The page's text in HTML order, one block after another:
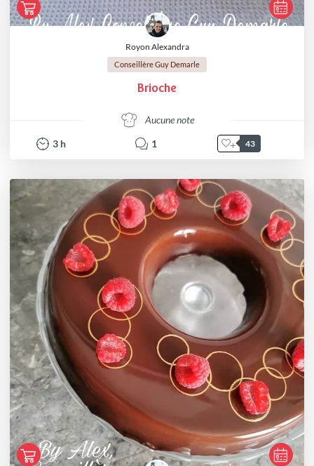
Royon Alexandra
Conseillère Guy Demarle
Brioche
Aucune note
3 h 1 43